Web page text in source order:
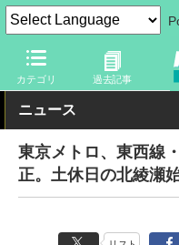
カテゴリ 過去記事
トラベル Watch 企業・政
ニュース
東京メトロ、東西線
正。土休日の北綾瀬